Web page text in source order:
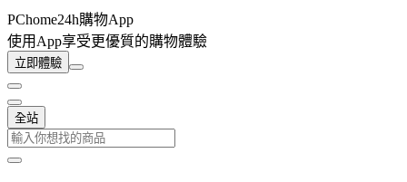
PChome24h購物App
使用App享受更優質的購物體驗
立即體驗
全站